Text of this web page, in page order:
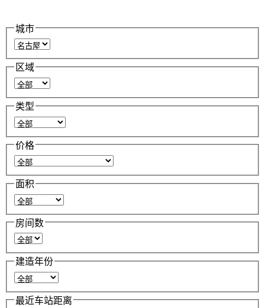
城市
区域
类型
价格
面积
房间数
建造年份
最近车站距离